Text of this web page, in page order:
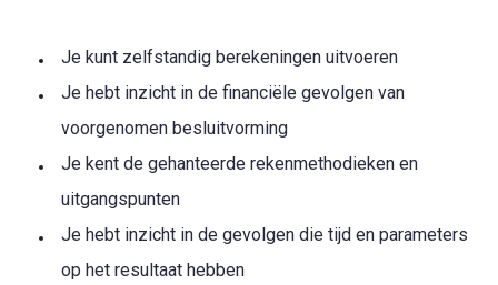
Je kunt zelfstandig berekeningen uitvoeren
Je hebt inzicht in de financiële gevolgen van
voorgenomen besluitvorming
Je kent de gehanteerde rekenmethodieken en
uitgangspunten
Je hebt inzicht in de gevolgen die tijd en parameters
op het resultaat hebben